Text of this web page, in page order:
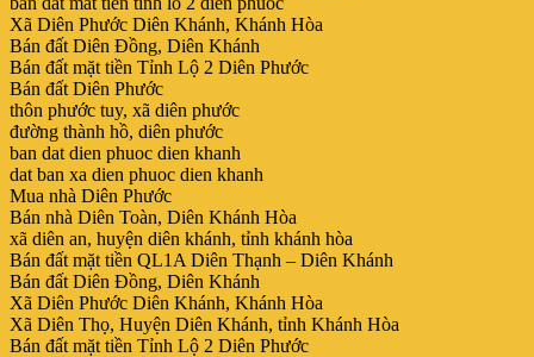
Xã Diên Phước Diên Khánh, Khánh Hòa
Bán đất Diên Đồng, Diên Khánh
Bán đất mặt tiền Tỉnh Lộ 2 Diên Phước
Bán đất Diên Phước
thôn phước tuy, xã diên phước
đường thành hồ, diên phước
ban dat dien phuoc dien khanh
dat ban xa dien phuoc dien khanh
Mua nhà Diên Phước
Bán nhà Diên Toàn, Diên Khánh Hòa
xã diên an, huyện diên khánh, tỉnh khánh hòa
Bán đất mặt tiền QL1A Diên Thạnh – Diên Khánh
Bán đất Diên Đồng, Diên Khánh
Xã Diên Phước Diên Khánh, Khánh Hòa
Xã Diên Thọ, Huyện Diên Khánh, tỉnh Khánh Hòa
Bán đất mặt tiền Tỉnh Lộ 2 Diên Phước